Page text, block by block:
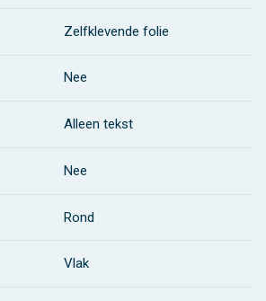
Zelfklevende folie
Nee
Alleen tekst
Nee
Rond
Vlak